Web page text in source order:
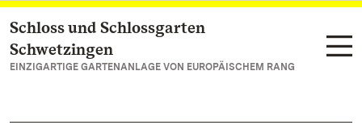
Zum Hauptinhalt springen
Schloss und Schlossgarten
Schwetzingen
EINZIGARTIGE GARTENANLAGE VON EUROPÄISCHEM RANG